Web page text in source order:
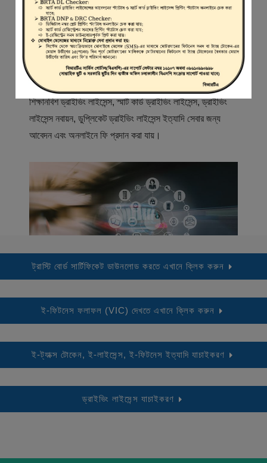
স্বাগতম
বিআরটিএ সার্ভিস পোর্টাল (বিএসপি) বাংলাদেশ রোড ট্রান্সপোর্ট অথরিটি
(বিআরটিএ) এর একটি অনলাইন সেবা প্রদানের মাধ্যম যেখানে ড্রাইভার,
মোটরযান মালিক, মোটরযান বিক্রেতাদের নিবন্ধিত করা হয় এবং
শিক্ষানবিশ ড্রাইভিং লাইসেন্স, স্মার্ট কার্ড ড্রাইভিং লাইসেন্স, ড্রাইভিং
লাইসেন্স নবায়ন, ডুপ্লিকেট ড্রাইভিং লাইসেন্স ইত্যাদি সেবার জন্য
আবেদন এবং অনলাইনে ফি প্রদান করা যায়।
ট্রাস্টি বোর্ড সার্টিফিকেট ডাউনলোড করতে এখানে ক্লিক করুন
ই-ফিটনেস ফলাফল (VIC) দেখতে এখানে ক্লিক করুন
ই-ট্যাক্স টোকেন, ই-লাইসেন্স, ই-ফিটনেস ইত্যাদি যাচাইকরণ
ড্রাইভিং লাইসেন্স যাচাইকরণ